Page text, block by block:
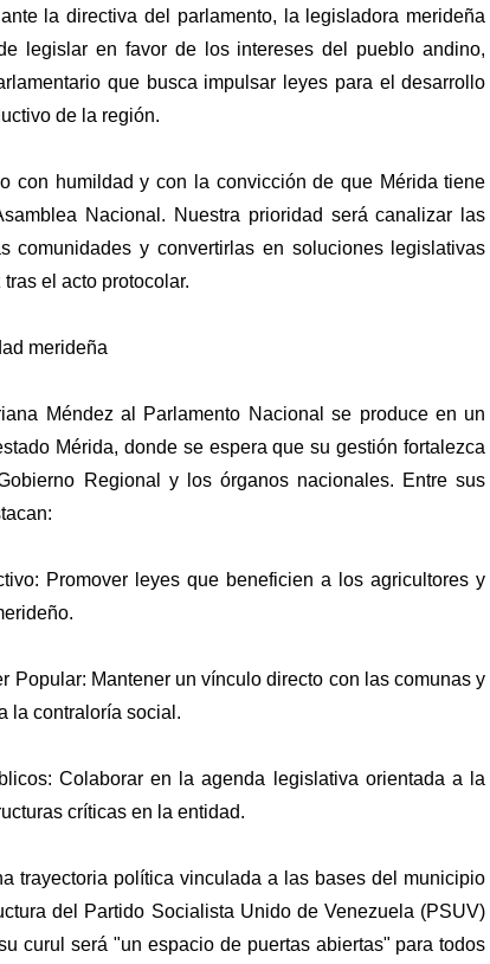
la directiva del parlamento, la legisladora merideña
legislar en favor de los intereses del pueblo andino,
que busca impulsar leyes para el desarrollo
de la región.
con humildad y con la convicción de que Mérida tiene
Nacional. Nuestra prioridad será canalizar las
comunidades y convertirlas en soluciones legislativas
el acto protocolar.
merideña
Méndez al Parlamento Nacional se produce en un
Mérida, donde se espera que su gestión fortalezca
Regional y los órganos nacionales. Entre sus
Promover leyes que beneficien a los agricultores y
Popular: Mantener un vínculo directo con las comunas y
la contraloría social.
Colaborar en la agenda legislativa orientada a la
críticas en la entidad.
trayectoria política vinculada a las bases del municipio
del Partido Socialista Unido de Venezuela (PSUV)
curul será "un espacio de puertas abiertas" para todos